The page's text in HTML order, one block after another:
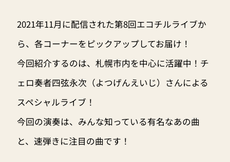
2021年11月に配信された第8回エコチルライブか
ら、各コーナーをピックアップしてお届け！
今回紹介するのは、札幌市内を中心に活躍中！チ
ェロ奏者四弦永次（よつげんえいじ）さんによる
スペシャルライブ！
今回の演奏は、みんな知っている有名なあの曲
と、速弾きに注目の曲です！